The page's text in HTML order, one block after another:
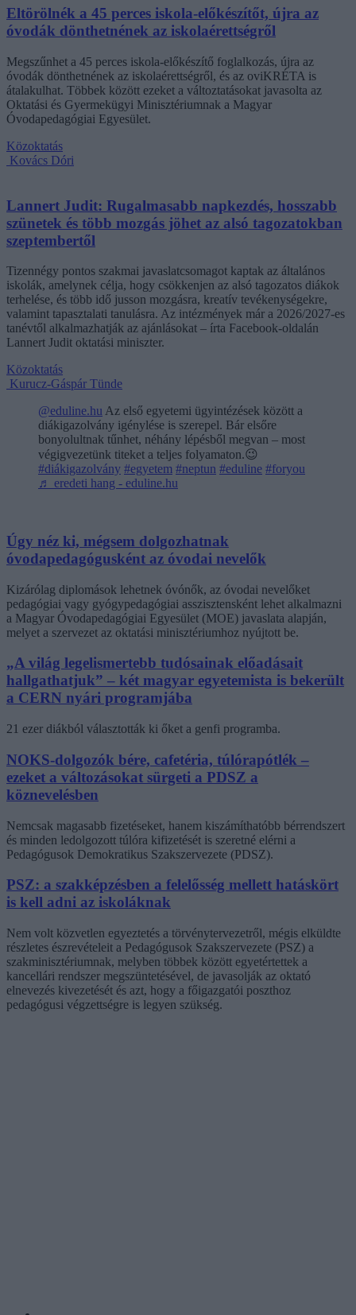
Eltörölnék a 45 perces iskola-előkészítőt, újra az
óvodák dönthetnének az iskolaérettségről
Megszűnhet a 45 perces iskola-előkészítő foglalkozás, újra az
óvodák dönthetnének az iskolaérettségről, és az oviKRÉTA is
átalakulhat. Többek között ezeket a változtatásokat javasolta az
Oktatási és Gyermekügyi Minisztériumnak a Magyar
Óvodapedagógiai Egyesület.
Közoktatás
Kovács Dóri
Lannert Judit: Rugalmasabb napkezdés, hosszabb
szünetek és több mozgás jöhet az alsó tagozatokban
szeptembertől
Tizennégy pontos szakmai javaslatcsomagot kaptak az általános
iskolák, amelynek célja, hogy csökkenjen az alsó tagozatos diákok
terhelése, és több idő jusson mozgásra, kreatív tevékenységekre,
valamint tapasztalati tanulásra. Az intézmények már a 2026/2027-es
tanévtől alkalmazhatják az ajánlásokat – írta Facebook-oldalán
Lannert Judit oktatási miniszter.
Közoktatás
Kurucz-Gáspár Tünde
@eduline.hu Az első egyetemi ügyintézések között a
diákigazolvány igénylése is szerepel. Bár elsőre
bonyolultnak tűnhet, néhány lépésből megvan – most
végigvezetünk titeket a teljes folyamaton.😉
#diákigazolvány #egyetem #neptun #eduline #foryou
♬ eredeti hang - eduline.hu
Úgy néz ki, mégsem dolgozhatnak
óvodapedagógusként az óvodai nevelők
Kizárólag diplomások lehetnek óvónők, az óvodai nevelőket
pedagógiai vagy gyógypedagógiai asszisztensként lehet alkalmazni
a Magyar Óvodapedagógiai Egyesület (MOE) javaslata alapján,
melyet a szervezet az oktatási minisztériumhoz nyújtott be.
„A világ legelismertebb tudósainak előadásait
hallgathatjuk” – két magyar egyetemista is bekerült
a CERN nyári programjába
21 ezer diákból választották ki őket a genfi programba.
NOKS-dolgozók bére, cafetéria, túlórapótlék –
ezeket a változásokat sürgeti a PDSZ a
köznevelésben
Nemcsak magasabb fizetéseket, hanem kiszámíthatóbb bérrendszert
és minden ledolgozott túlóra kifizetését is szeretné elérni a
Pedagógusok Demokratikus Szakszervezete (PDSZ).
PSZ: a szakképzésben a felelősség mellett hatáskört
is kell adni az iskoláknak
Nem volt közvetlen egyeztetés a törvénytervezetről, mégis elküldte
részletes észrevételeit a Pedagógusok Szakszervezete (PSZ) a
szakminisztériumnak, melyben többek között egyetértettek a
kancellári rendszer megszüntetésével, de javasolják az oktató
elnevezés kivezetését és azt, hogy a főigazgatói poszthoz
pedagógusi végzettségre is legyen szükség.